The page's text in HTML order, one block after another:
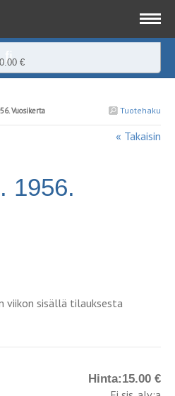
€
Tuotehaku
Vuosikerta
« Takaisin
1956.
viikon sisällä tilauksesta
Hinta:15.00 €